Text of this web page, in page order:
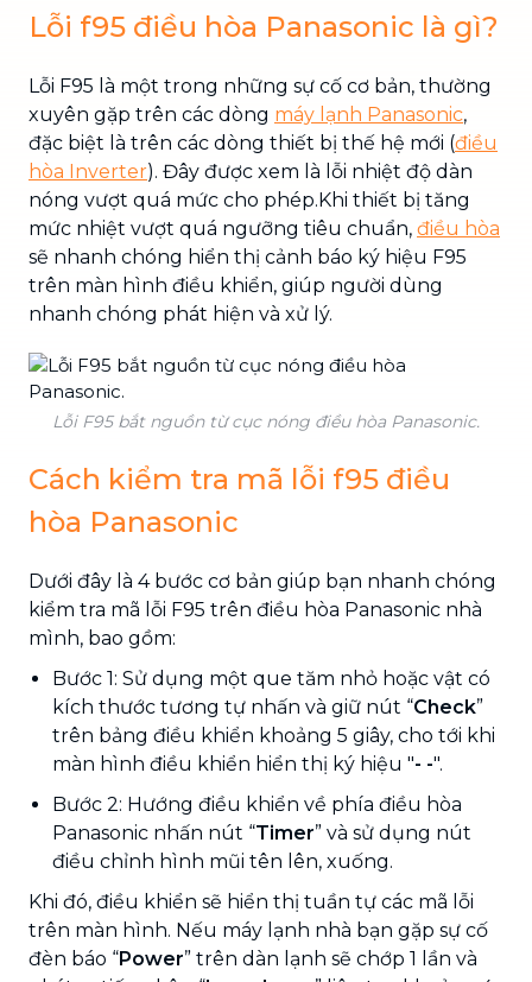
Lỗi f95 điều hòa Panasonic là gì?
Lỗi F95 là một trong những sự cố cơ bản, thường
xuyên gặp trên các dòng máy lạnh Panasonic,
đặc biệt là trên các dòng thiết bị thế hệ mới (điều
hòa Inverter). Đây được xem là lỗi nhiệt độ dàn
nóng vượt quá mức cho phép.Khi thiết bị tăng
mức nhiệt vượt quá ngưỡng tiêu chuẩn, điều hòa
sẽ nhanh chóng hiển thị cảnh báo ký hiệu F95
trên màn hình điều khiển, giúp người dùng
nhanh chóng phát hiện và xử lý.
Lỗi F95 bắt nguồn từ cục nóng điều hòa Panasonic.
Cách kiểm tra mã lỗi f95 điều
hòa Panasonic
Dưới đây là 4 bước cơ bản giúp bạn nhanh chóng
kiểm tra mã lỗi F95 trên điều hòa Panasonic nhà
mình, bao gồm:
Bước 1: Sử dụng một que tăm nhỏ hoặc vật có
kích thước tương tự nhấn và giữ nút “Check”
trên bảng điều khiển khoảng 5 giây, cho tới khi
màn hình điều khiển hiển thị ký hiệu "- -".
Bước 2: Hướng điều khiển về phía điều hòa
Panasonic nhấn nút “Timer” và sử dụng nút
điều chỉnh hình mũi tên lên, xuống.
Khi đó, điều khiển sẽ hiển thị tuần tự các mã lỗi
trên màn hình. Nếu máy lạnh nhà bạn gặp sự cố
đèn báo “Power” trên dàn lạnh sẽ chớp 1 lần và